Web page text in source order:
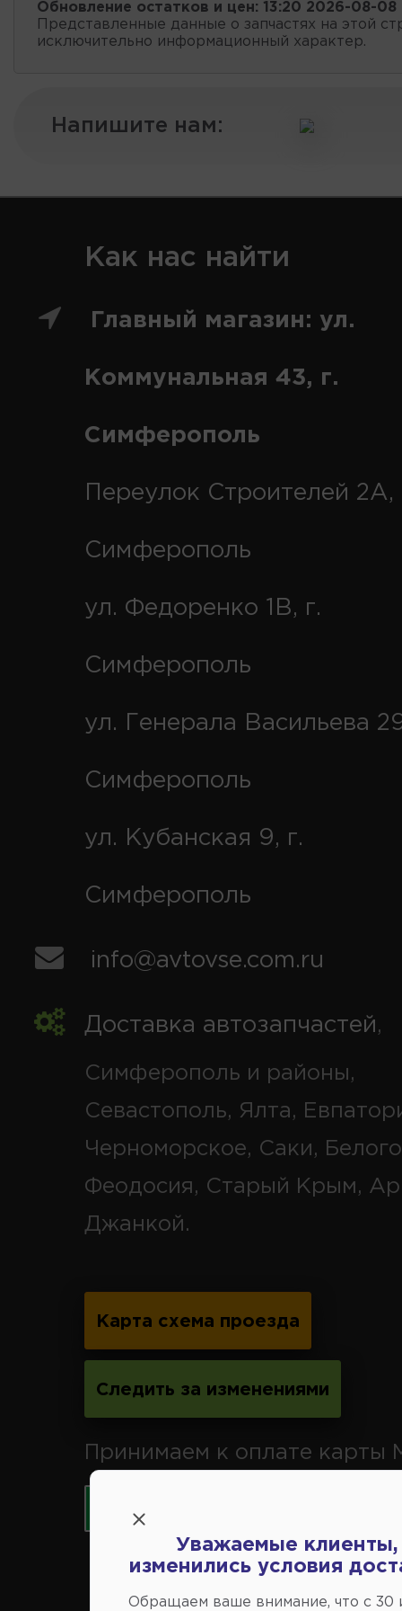
Обновление остатков и цен: 13:20 2026-08-08
Представленные данные о запчастях на этой
исключительно информационный характер.
Напишите нам:
Как нас найти
Главный магазин: ул.
Коммунальная 43, г.
Симферополь
Переулок Строителей 2А,
Симферополь
ул. Федоренко 1В, г.
Симферополь
ул. Генерала Васильева
Симферополь
ул. Кубанская 9, г.
Симферополь
info@avtovse.com.ru
Доставка автозапчастей,
Симферополь и районы,
Севастополь, Ялта,
Черноморское, Саки,
Феодосия, Старый Крым,
Джанкой.
Карта схема проезда
Следить за изменениями
Принимаем к оплате карты
Уважаемые клиенты,
изменились условия
Обращаем ваше внимание, что c 30